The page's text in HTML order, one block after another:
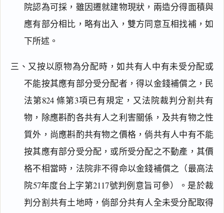
院認為可採，雖因遷就建物現狀，兩造分得面積與
應有部分相比，略有出入，雙方同意互相找補，如
下所述。
三、又按以原物為分配時，如共有人中有未受分配或
不能按其應有部分受分配者，得以金錢補償之，民
法第824 條第3項已有規定，又法院裁判分割共有
物，除應斟酌各共有人之利害關係，及共有物之性
質外，尚應斟酌共有物之價格，倘共有人中有不能
按其應有部分受分配，或所受分配之不動產，其價
格不相當時，法院非不得命以金錢補償之（最高法
院57年度台上字第2117號判例意旨可參）。是於裁
判分割共有土地時，倘部分共有人全未受分配取得